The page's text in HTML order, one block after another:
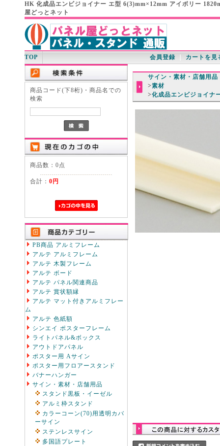
HK 化成品エンビジョイナー エ型 6(3)mm×12mm アイボリー
屋どっとネット
TOP 会員登録 カートを見
商品コード(下8桁)・商品名での
検索
商品数：0点
合計： 0円
PB商品 アルミフレーム
アルテ アルミフレーム
アルテ 木製フレーム
アルテ ボード
アルテ パネル関連商品
アルテ 賞状額縁
アルテ マット付きアルミフレー
ム
アルテ 色紙額
シンエイ ポスターフレーム
ライトパネル&ボックス
アウトドアパネル
ポスター用 Aサイン
ポスター用フロアースタンド
バナーハンガー
サイン・素材・店舗用品
スタンド黒板・イーゼル
アルミ枠スタンド
カラーコーン(70)用透明カバ
ーサイン
ステンレスサイン
多国語プレート
サイン・素材・店舗用品
>素材
>化成品エンビジョイナ